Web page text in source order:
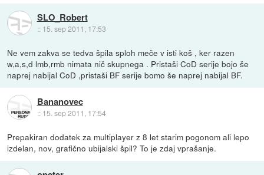
SLO_Robert
:: 15. sep 2011, 17:53
Ne vem zakva se tedva špila sploh meče v isti koš , ker razen
w,a,s,d lmb,rmb nimata nič skupnega . Pristaši CoD serije bojo še
naprej nabijal CoD ,pristaši BF serije bomo še naprej nabijal BF.
Bananovec
:: 15. sep 2011, 17:54
Prepakiran dodatek za multiplayer z 8 let starim pogonom ali lepo
izdelan, nov, grafično ubijalski špil? To je zdaj vprašanje.